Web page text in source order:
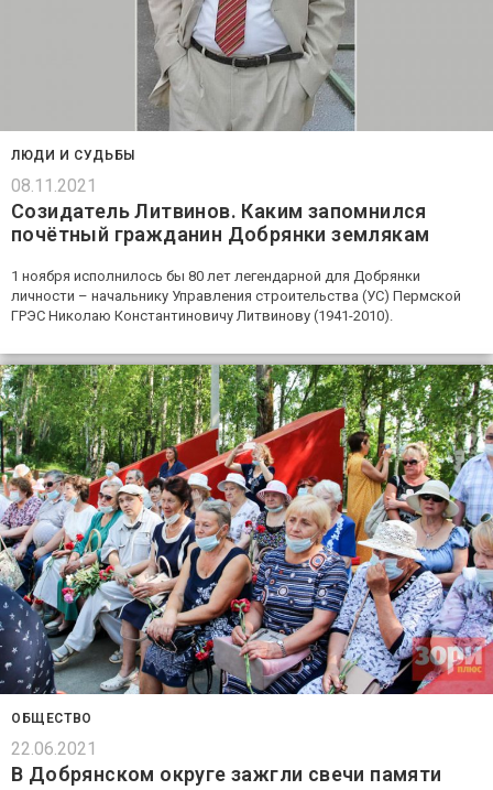
ЛЮДИ И СУДЬБЫ
08.11.2021
Созидатель Литвинов. Каким запомнился
почётный гражданин Добрянки землякам
1 ноября исполнилось бы 80 лет легендарной для Добрянки
личности – начальнику Управления строительства (УС) Пермской
ГРЭС Николаю Константиновичу Литвинову (1941-2010).
ОБЩЕСТВО
22.06.2021
В Добрянском округе зажгли свечи памяти